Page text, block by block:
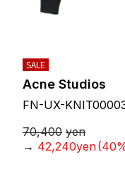
SALE
Acne Studios
FN-UX-
70,400 yen
→ 42,240yen